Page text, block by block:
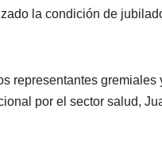
la condición de
representantes
por el sector salud,